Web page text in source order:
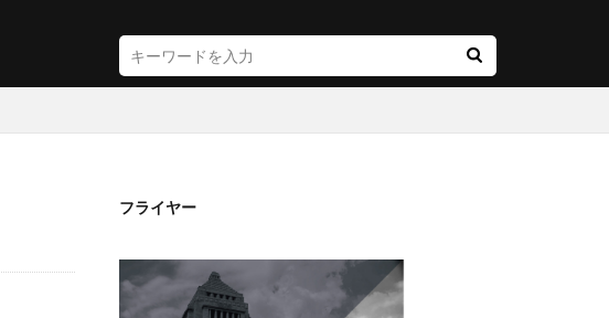
フライヤー